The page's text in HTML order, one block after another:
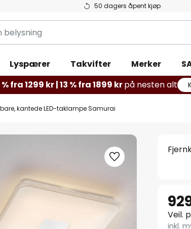
50 dagers åpent kjøp
Lyspærer Takvifter Merker
fra 1299 kr | 13 % fra 1899 krpå nesten alt
kantede LED-taklampe Samurai
Veil.
inkl.